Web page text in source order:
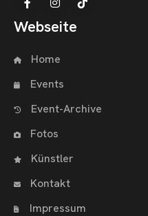
Webseite
Home
Events
Event-Archive
Fotos
Künstler
Kontakt
Impressum